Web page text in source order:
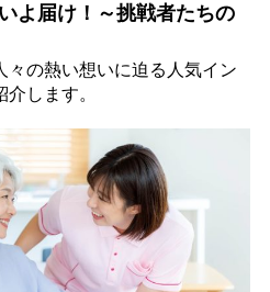
よ届け！～挑戦者たちの
々の熱い想いに迫る人気イン
します。